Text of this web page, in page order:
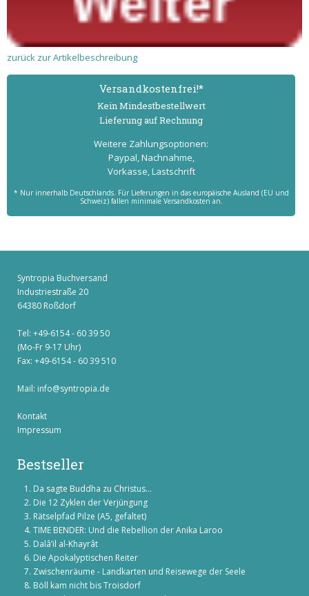
zurück zur Artikelbeschreibung
Versand­kostenfrei!*
Kein Mindest­bestell­wert
Lieferung auf Rechnung
Weitere Zahlungs­optionen:
Paypal, Nachnahme,
Vorkasse, Lastschrift
* Nur innerhalb Deutschlands. Für Lieferungen in das europäische Ausland (EU und
Schweiz) fallen minimale Versandkosten an.
Syntropia Buchversand
Industriestraße 20
64380 Roßdorf
Tel: +49-6154 - 60 39 50
(Mo-Fr 9-17 Uhr)
Fax: +49-6154 - 60 39 510
Mail: info@syntropia.de
Kontakt
Impressum
Bestseller
Da sagte Buddha zu Christus...
Die 12 Zyklen der Verjüngung
Rätselpfad Pilze (A5, gefaltet)
TIME BENDER: Und die Rebellion der Anika Laroo
Dalâ’il al-Khayrât
Die Apokalyptischen Reiter
Zwischenräume - Landkarten und Reisewege der Seele
Böll kam nicht bis Troisdorf